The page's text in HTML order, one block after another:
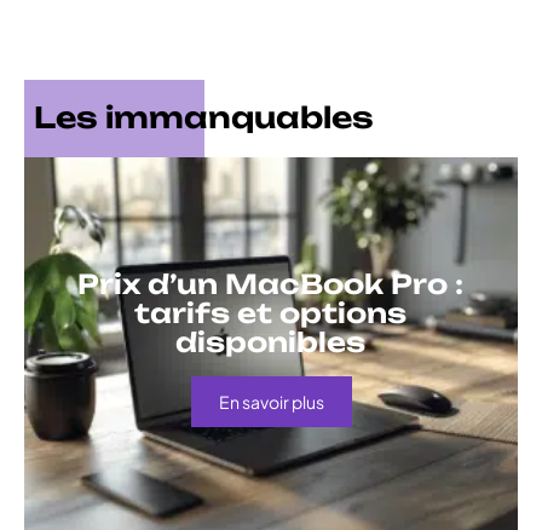
Les immanquables
Prix d’un MacBook Pro :
tarifs et options
disponibles
En savoir plus